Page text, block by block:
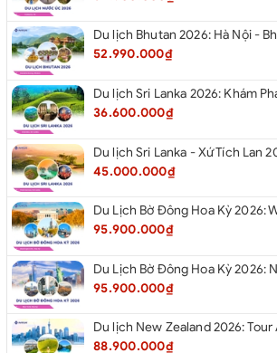
52.990.000₫
Du lịch Sri Lanka 2026: Khám
36.600.000₫
45.000.000₫
95.900.000₫
95.900.000₫
88.900.000₫